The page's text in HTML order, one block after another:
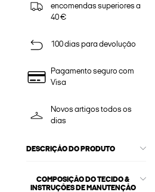
encomendas superiores a
40 €
100 dias para devolução
Pagamento seguro com
Visa
Novos artigos todos os
dias
DESCRIÇÃO DO PRODUTO
COMPOSIÇÃO DO TECIDO &
INSTRUÇÕES DE MANUTENÇÃO